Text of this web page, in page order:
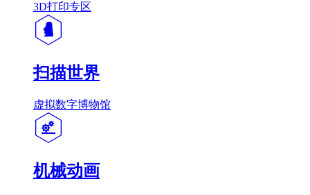
3D打印专区
扫描世界
虚拟数字博物馆
机械动画